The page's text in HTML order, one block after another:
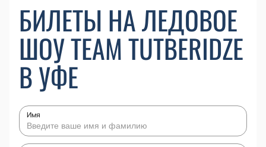
БИЛЕТЫ НА ЛЕДОВОЕ
ШОУ TEAM TUTBERIDZE
В УФЕ
Имя